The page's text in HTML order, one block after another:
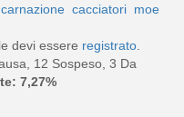
cacciatori moe
devi essere registrato
12 Sospeso, 3 Da
7,27%